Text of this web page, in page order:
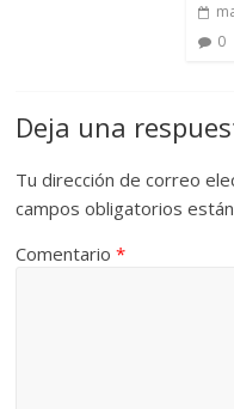
0
Deja una
Tu dirección de correo
campos obligatorios
Comentario*